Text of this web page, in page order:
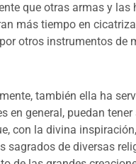
que otras armas y las
más tiempo en
otros instrumentos de
también ella ha
en general, puedan
con la divina
sagrados de diversas